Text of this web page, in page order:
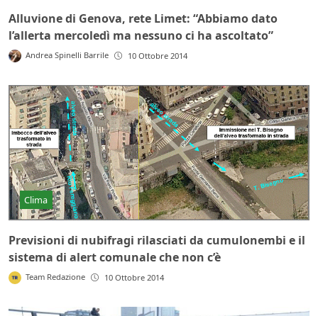
Alluvione di Genova, rete Limet: “Abbiamo dato
l’allerta mercoledì ma nessuno ci ha ascoltato”
Andrea Spinelli Barrile 10 Ottobre 2014
Clima
Previsioni di nubifragi rilasciati da cumulonembi e il
sistema di alert comunale che non c’è
Team Redazione 10 Ottobre 2014